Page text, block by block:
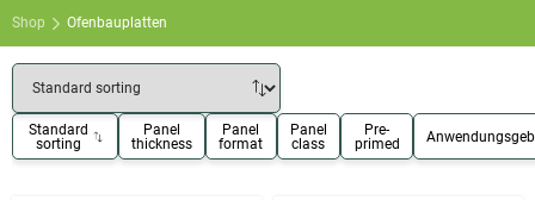
Shop Ofenbauplatten
Standard
sorting
Panel
thickness
Panel
format
Panel
class
Pre-
primed